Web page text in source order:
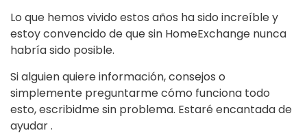
Lo que hemos vivido estos años ha sido increíble y
estoy convencido de que sin HomeExchange nunca
habría sido posible.
Si alguien quiere información, consejos o
simplemente preguntarme cómo funciona todo
esto, escribidme sin problema. Estaré encantada de
ayudar .